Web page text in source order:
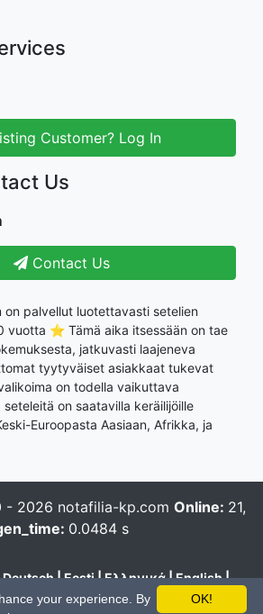
Customer? Log In
Us
Contact Us
palvellut luotettavasti setelien
vuotta ⭐ Tämä aika itsessään on tae
jatkuvasti laajeneva
tyytyväiset asiakkaat tukevat
on todella vaikuttava
on saatavilla keräilijöille
Euroopasta Aasiaan, Afrikka, ja
- 2026 notafilia-kp.com Online: 21,
0.0484 s
Deutsch|Eesti|Ελληνικά|English|
Hrvatski|Italiano|Latviešu Lietuvių
OK!
your experience. By